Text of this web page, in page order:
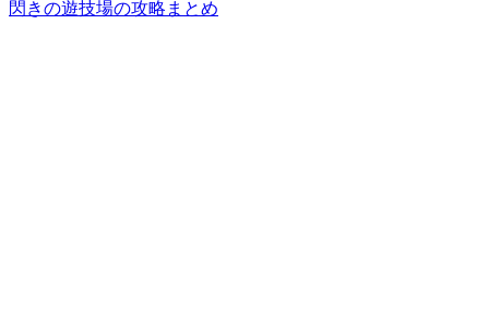
閃きの遊技場の攻略まとめ